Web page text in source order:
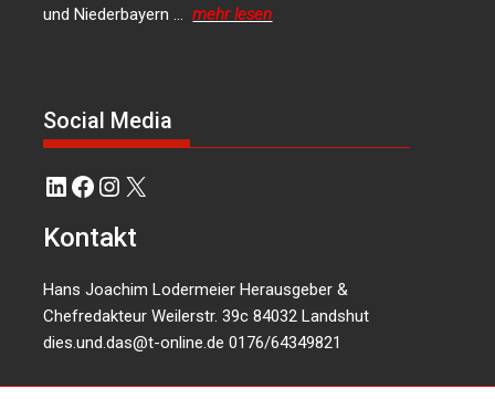
und Niederbayern …mehr lesen
Social Media
LinkedIn
Facebook
Instagram
X
Kontakt
Hans Joachim Lodermeier Herausgeber &
Chefredakteur Weilerstr. 39c 84032 Landshut
dies.und.das@t-online.de 0176/64349821